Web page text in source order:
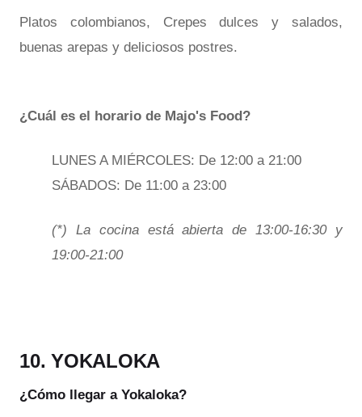
Platos colombianos, Crepes dulces y salados,
buenas arepas y deliciosos postres.
¿Cuál es el horario de Majo's Food?
LUNES A MIÉRCOLES: De 12:00 a 21:00
SÁBADOS: De 11:00 a 23:00
(*) La cocina está abierta de 13:00-16:30 y
19:00-21:00
10. YOKALOKA
¿Cómo llegar a Yokaloka?